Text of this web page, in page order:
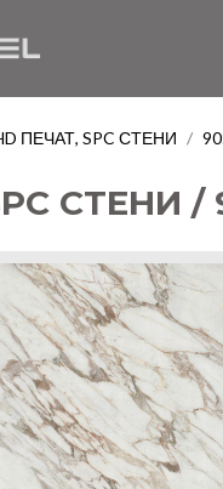
ПЕЧАТ, SPC СТЕНИ /
СТЕНИ